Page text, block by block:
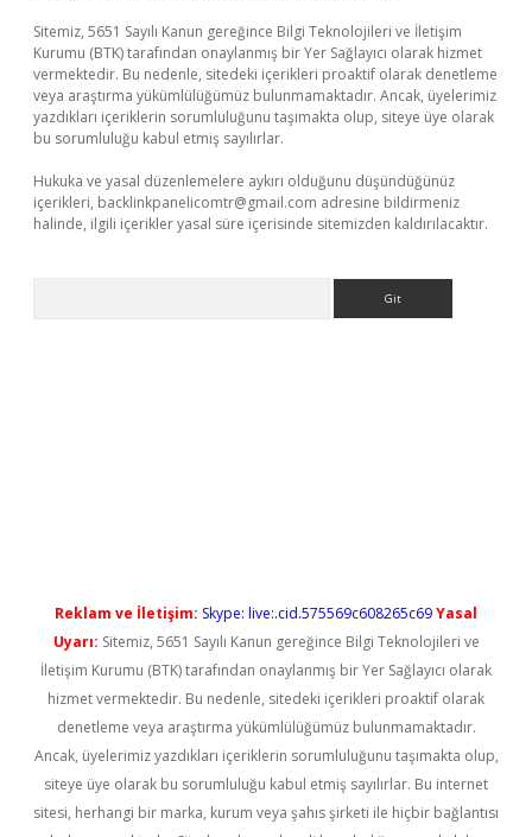
Sitemiz, 5651 Sayılı Kanun gereğince Bilgi Teknolojileri ve İletişim
Kurumu (BTK) tarafından onaylanmış bir Yer Sağlayıcı olarak hizmet
vermektedir. Bu nedenle, sitedeki içerikleri proaktif olarak denetleme
veya araştırma yükümlülüğümüz bulunmamaktadır. Ancak, üyelerimiz
yazdıkları içeriklerin sorumluluğunu taşımakta olup, siteye üye olarak
bu sorumluluğu kabul etmiş sayılırlar.
Hukuka ve yasal düzenlemelere aykırı olduğunu düşündüğünüz
içerikleri, backlinkpanelicomtr@gmail.com adresine bildirmeniz
halinde, ilgili içerikler yasal süre içerisinde sitemizden kaldırılacaktır.
Reklam ve İletişim: Skype: live:.cid.575569c608265c69Yasal
Uyarı: Sitemiz, 5651 Sayılı Kanun gereğince Bilgi Teknolojileri ve
İletişim Kurumu (BTK) tarafından onaylanmış bir Yer Sağlayıcı olarak
hizmet vermektedir. Bu nedenle, sitedeki içerikleri proaktif olarak
denetleme veya araştırma yükümlülüğümüz bulunmamaktadır.
Ancak, üyelerimiz yazdıkları içeriklerin sorumluluğunu taşımakta olup,
siteye üye olarak bu sorumluluğu kabul etmiş sayılırlar. Bu internet
sitesi, herhangi bir marka, kurum veya şahıs şirketi ile hiçbir bağlantısı